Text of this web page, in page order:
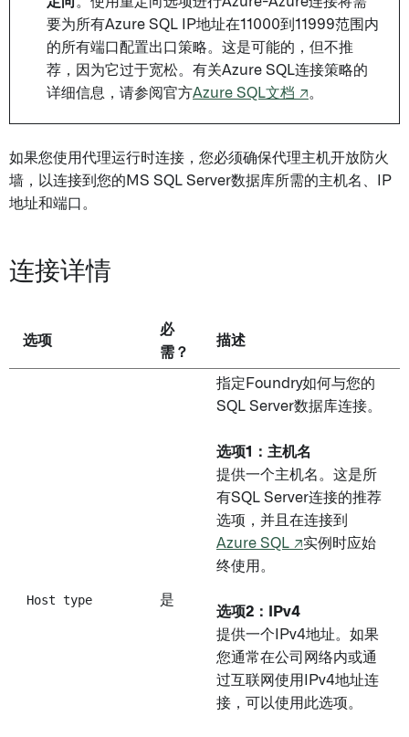
要为所有Azure SQL IP地址在11000到11999范围内
的所有端口配置出口策略。这是可能的，但不推
荐，因为它过于宽松。有关Azure SQL连接策略的
详细信息，请参阅官方Azure SQL文档 ↗。
如果您使用代理运行时连接，您必须确保代理主机开放防火
墙，以连接到您的MS SQL Server数据库所需的主机名、IP
地址和端口。
连接详情
选项
必
需？
描述
Host type 是
指定Foundry如何与您的
SQL Server数据库连接。
选项1：主机名
提供一个主机名。这是所
有SQL Server连接的推荐
选项，并且在连接到
Azure SQL ↗实例时应始
终使用。
选项2：IPv4
提供一个IPv4地址。如果
您通常在公司网络内或通
过互联网使用IPv4地址连
接，可以使用此选项。